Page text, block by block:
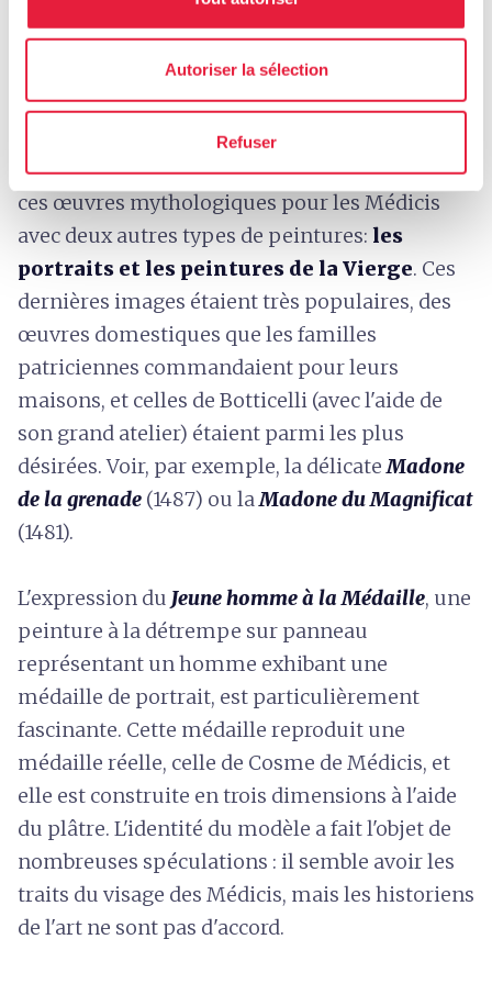
Autoriser la sélection
Refuser
et 1516, mais, grâce à Giorgio Vasari, nous
que le Printemps.
Toujours aux Offices, vous pouvez comparer
ces œuvres mythologiques pour les Médicis
avec deux autres types de peintures: les
portraits et les peintures de la Vierge. Ces
dernières images étaient très populaires, des
œuvres domestiques que les familles
patriciennes commandaient pour leurs
maisons, et celles de Botticelli (avec l'aide de
son grand atelier) étaient parmi les plus
désirées. Voir, par exemple, la délicate Madone
de la grenade (1487) ou laMadone du Magnificat
(1481).
L'expression du Jeune homme à la Médaille, une
peinture à la détrempe sur panneau
représentant un homme exhibant une
médaille de portrait, est particulièrement
fascinante. Cette médaille reproduit une
médaille réelle, celle de Cosme de Médicis, et
elle est construite en trois dimensions à l'aide
du plâtre. L'identité du modèle a fait l'objet de
nombreuses spéculations : il semble avoir les
traits du visage des Médicis, mais les historiens
de l'art ne sont pas d'accord.